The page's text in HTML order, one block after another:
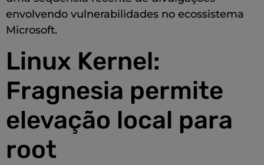
envolvendo vulnerabilidades no ecossistema
Microsoft.
Linux Kernel:
Fragnesia permite
elevação local para
root